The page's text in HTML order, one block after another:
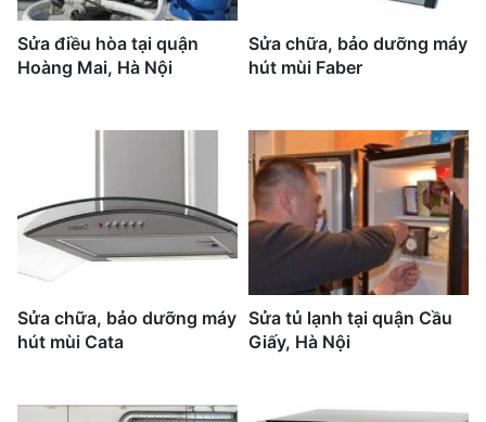
Sửa điều hòa tại quận
Hoàng Mai, Hà Nội
Sửa chữa, bảo dưỡng máy
hút mùi Faber
Sửa chữa, bảo dưỡng máy
hút mùi Cata
Sửa tủ lạnh tại quận Cầu
Giấy, Hà Nội